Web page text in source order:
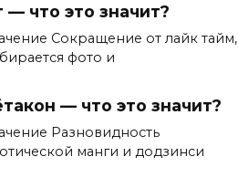
— что это значит?
Сокращение от лайк тайм,
фото и
— что это значит?
Разновидность
манги и додзинси